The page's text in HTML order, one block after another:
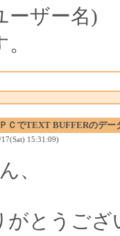
ーザー名)
ＣでTEXT BUFFERのデー
15:31:09)
、
がとうござ